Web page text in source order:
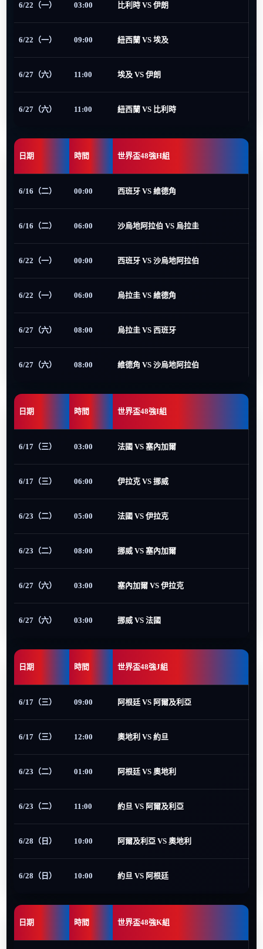
6/22（一） 03:00 比利時 VS 伊朗
6/22（一） 09:00 紐西蘭 VS 埃及
6/27（六） 11:00 埃及 VS 伊朗
6/27（六） 11:00 紐西蘭 VS 比利時
日期 時間 世界盃48強H組
6/16（二） 00:00 西班牙 VS 維德角
6/16（二） 06:00 沙烏地阿拉伯 VS 烏拉圭
6/22（一） 00:00 西班牙 VS 沙烏地阿拉伯
6/22（一） 06:00 烏拉圭 VS 維德角
6/27（六） 08:00 烏拉圭 VS 西班牙
6/27（六） 08:00 維德角 VS 沙烏地阿拉伯
日期 時間 世界盃48強I組
6/17（三） 03:00 法國 VS 塞內加爾
6/17（三） 06:00 伊拉克 VS 挪威
6/23（二） 05:00 法國 VS 伊拉克
6/23（二） 08:00 挪威 VS 塞內加爾
6/27（六） 03:00 塞內加爾 VS 伊拉克
6/27（六） 03:00 挪威 VS 法國
日期 時間 世界盃48強J組
6/17（三） 09:00 阿根廷 VS 阿爾及利亞
6/17（三） 12:00 奧地利 VS 約旦
6/23（二） 01:00 阿根廷 VS 奧地利
6/23（二） 11:00 約旦 VS 阿爾及利亞
6/28（日） 10:00 阿爾及利亞 VS 奧地利
6/28（日） 10:00 約旦 VS 阿根廷
日期 時間 世界盃48強K組